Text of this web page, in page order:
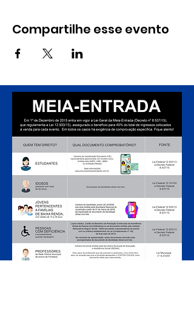
Compartilhe esse evento